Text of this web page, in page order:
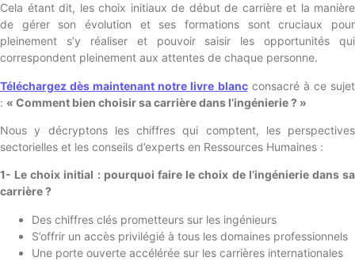
Cela étant dit, les choix initiaux de début de carrière et la manière
de gérer son évolution et ses formations sont cruciaux pour
pleinement s’y réaliser et pouvoir saisir les opportunités qui
correspondent pleinement aux attentes de chaque personne.
Téléchargez dès maintenant notre livre blancconsacré à ce sujet
: « Comment bien choisir sa carrière dans l’ingénierie ? »
Nous y décryptons les chiffres qui comptent, les perspectives
sectorielles et les conseils d’experts en Ressources Humaines :
1- Le choix initial : pourquoi faire le choix de l’ingénierie dans sa
carrière ?
Des chiffres clés prometteurs sur les ingénieurs
S’offrir un accès privilégié à tous les domaines professionnels
Une porte ouverte accélérée sur les carrières internationales